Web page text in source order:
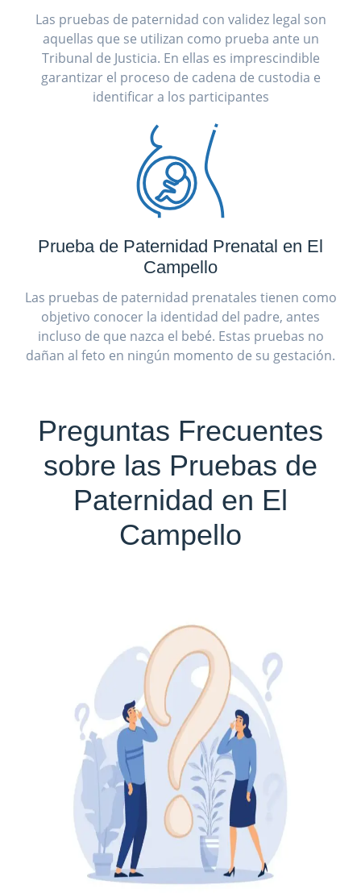
Las pruebas de paternidad con validez legal son
aquellas que se utilizan como prueba ante un
Tribunal de Justicia. En ellas es imprescindible
garantizar el proceso de cadena de custodia e
identificar a los participantes
Prueba de Paternidad Prenatal en El
Campello
Las pruebas de paternidad prenatales tienen como
objetivo conocer la identidad del padre, antes
incluso de que nazca el bebé. Estas pruebas no
dañan al feto en ningún momento de su gestación.
Preguntas Frecuentes
sobre las Pruebas de
Paternidad en El
Campello